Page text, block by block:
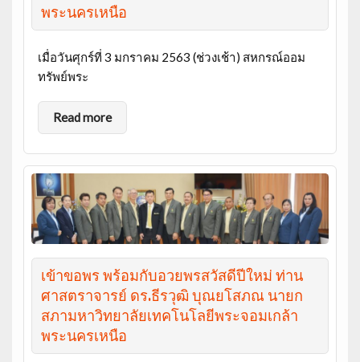
พระนครเหนือ
เมื่อวันศุกร์ที่ 3 มกราคม 2563 (ช่วงเช้า) สหกรณ์ออม
ทรัพย์พระ
Read more
เข้าขอพร พร้อมกับอวยพรสวัสดีปีใหม่ ท่าน
ศาสตราจารย์ ดร.ธีรวุฒิ บุณยโสภณ นายก
สภามหาวิทยาลัยเทคโนโลยีพระจอมเกล้า
พระนครเหนือ